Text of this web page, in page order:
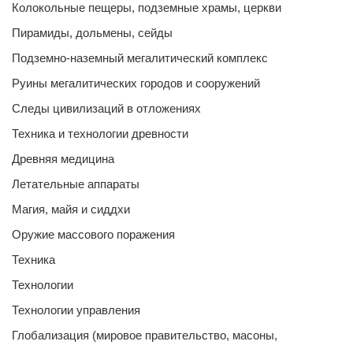
Колокольные пещеры, подземные храмы, церкви
Пирамиды, дольмены, сейды
Подземно-наземный мегалитический комплекс
Руины мегалитических городов и сооружений
Следы цивилизаций в отложениях
Техника и технологии древности
Древняя медицина
Летательные аппараты
Магия, майя и сиддхи
Оружие массового поражения
Техника
Технологии
Технологии управления
Глобализация (мировое правительство, масоны,